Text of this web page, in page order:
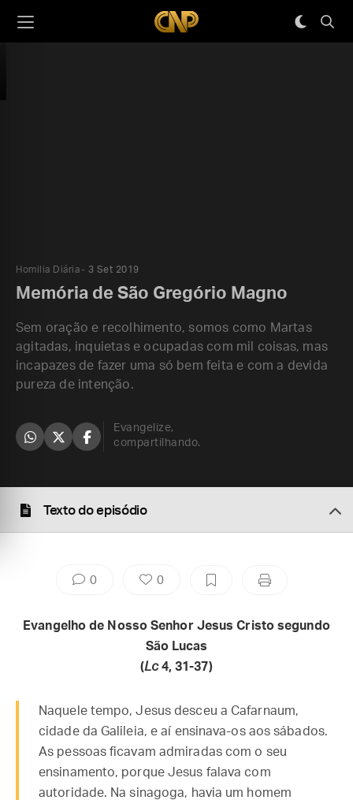
Homilia Diária 3 Set 2019
Memória de São Gregório Magno
Sem oração e recolhimento, somos como Martas
agitadas, inquietas e ocupadas com mil coisas, mas
incapazes de fazer uma só bem feita e com a devida
pureza de intenção.
Evangelize,
compartilhando.
Texto do episódio
0 0
Evangelho de Nosso Senhor Jesus Cristo segundo
São Lucas
(Lc4, 31-37)
Naquele tempo, Jesus desceu a Cafarnaum,
cidade da Galileia, e aí ensinava-os aos sábados.
As pessoas ficavam admiradas com o seu
ensinamento, porque Jesus falava com
autoridade. Na sinagoga, havia um homem